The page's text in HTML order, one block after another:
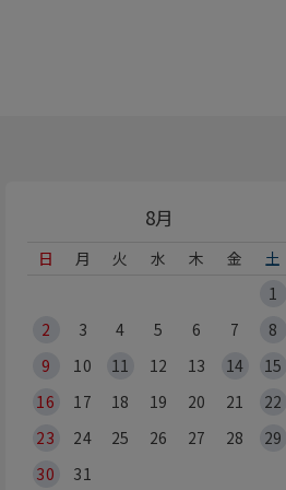
8月
日 月 火 水 木 金
土
1
2
3 4 5 6 7
8
9
10 11 12 13 14
15
16
17 18 19 20 21
22
23
24 25 26 27 28
29
30
31